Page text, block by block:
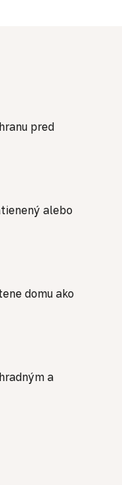
pred
alebo
domu ako
a